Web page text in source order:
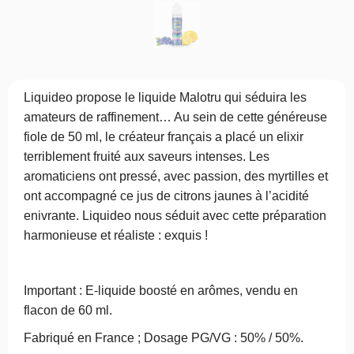
Liquideo propose le liquide Malotru qui séduira les
amateurs de raffinement… Au sein de cette généreuse
fiole de 50 ml, le créateur français a placé un elixir
terriblement fruité aux saveurs intenses. Les
aromaticiens ont pressé, avec passion, des myrtilles et
ont accompagné ce jus de citrons jaunes à l’acidité
enivrante. Liquideo nous séduit avec cette préparation
harmonieuse et réaliste : exquis !
Important : E-liquide boosté en arômes, vendu en
flacon de 60 ml.
Fabriqué en France ; Dosage PG/VG : 50% / 50%.